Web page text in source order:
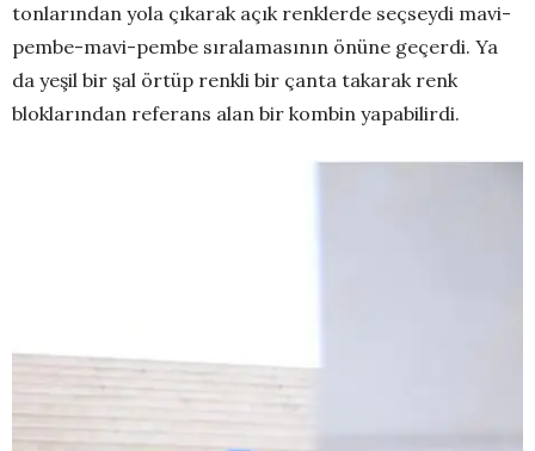
tonlarından yola çıkarak açık renklerde seçseydi mavi-
pembe-mavi-pembe sıralamasının önüne geçerdi. Ya
da yeşil bir şal örtüp renkli bir çanta takarak renk
bloklarından referans alan bir kombin yapabilirdi.